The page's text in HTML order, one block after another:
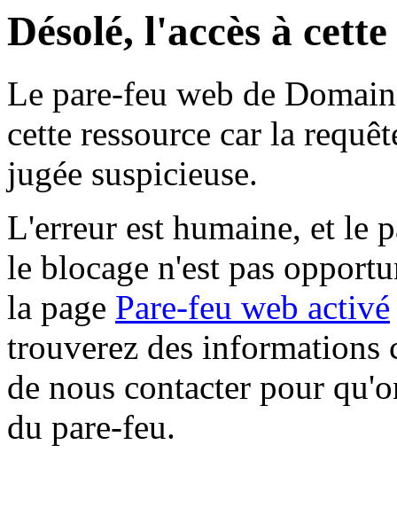
Désolé, l'accès à
Le pare-feu web de
cette ressource car la
jugée suspicieuse.
L'erreur est humaine, et le
le blocage n'est pas
la page Pare-feu web activé
trouverez des informations
de nous contacter pour
du pare-feu.